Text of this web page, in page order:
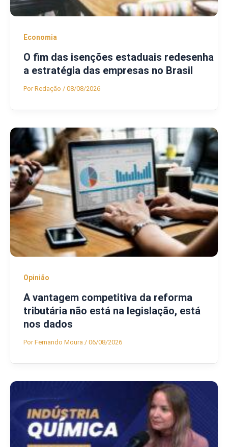
Economia
O fim das isenções estaduais redesenha
a estratégia das empresas no Brasil
PorRedação / 08/08/2026
Opinião
A vantagem competitiva da reforma
tributária não está na legislação, está
nos dados
PorFernando Moura / 06/08/2026